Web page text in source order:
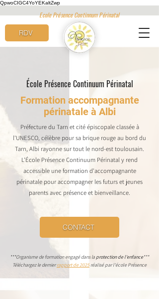
QpwoCIGC4YoYEKaltZwp
Ecole Présence Continnum Périnatal
RDV
École Présence Continuum Périnatal
Formation accompagnante
périnatale à Albi
Préfecture du Tarn et cité épiscopale classée à
l'UNESCO, célèbre pour sa brique rouge au bord du
Tarn, Albi rayonne sur tout le nord-est toulousain.
L'École Présence Continuum Périnatal y rend
accessible une formation d'accompagnante
périnatale pour accompagner les futurs et jeunes
parents avec présence et bienveillance.
CONTACT
***Organisme de formation engagé dans la protection de l'enfance***
Téléchargez le dernierrapport de 2025 réalisé par l'école Présence